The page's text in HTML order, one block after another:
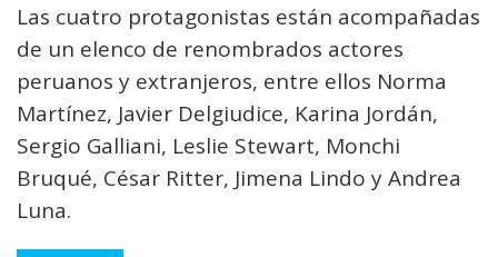
Las cuatro protagonistas están acompañadas
de un elenco de renombrados actores
peruanos y extranjeros, entre ellos Norma
Martínez, Javier Delgiudice, Karina Jordán,
Sergio Galliani, Leslie Stewart, Monchi
Bruqué, César Ritter, Jimena Lindo y Andrea
Luna.